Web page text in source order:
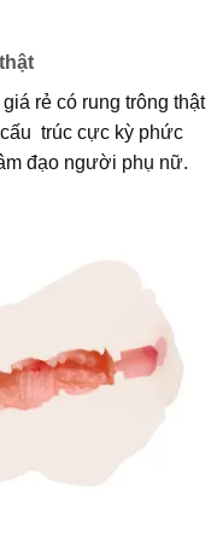
rẻ có rung trông thật
trúc cực kỳ phức
đạo người phụ nữ.